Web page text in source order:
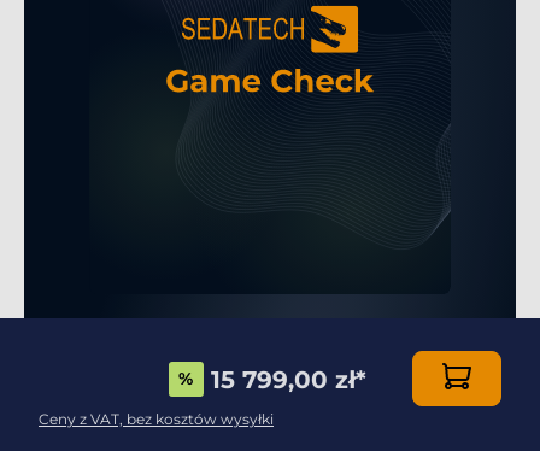
Full HD
% 15 799,00 zł*
Ceny z VAT, bez kosztów wysyłki